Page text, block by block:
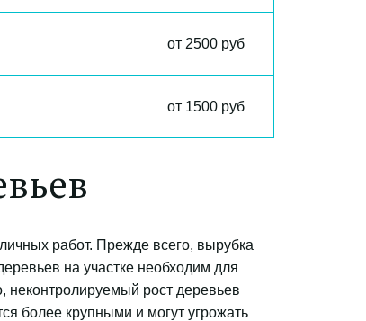
от 2500 руб
от 1500 руб
работ. Прежде всего, вырубка
на участке необходим для
неконтролируемый рост деревьев
более крупными и могут угрожать